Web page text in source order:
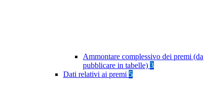
Ammontare complessivo dei premi (da
pubblicare in tabelle) 3
Dati relativi ai premi 5